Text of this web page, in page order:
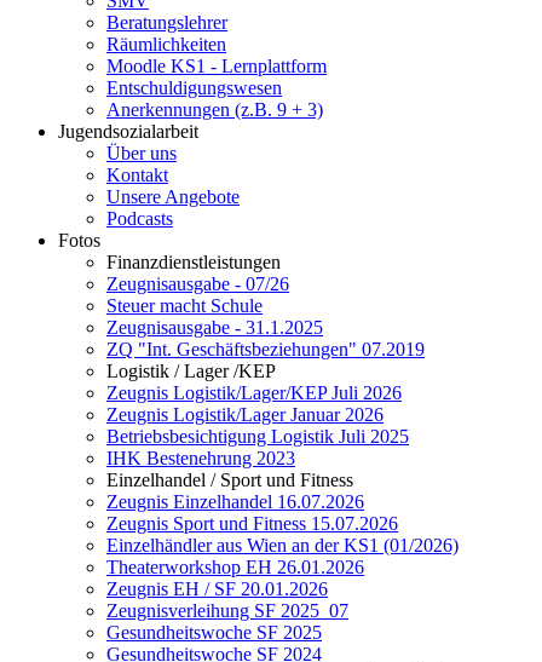
Beratungslehrer
Räumlichkeiten
Moodle KS1 - Lernplattform
Entschuldigungswesen
Anerkennungen (z.B. 9 + 3)
Jugendsozialarbeit
Über uns
Kontakt
Unsere Angebote
Podcasts
Fotos
Finanzdienstleistungen
Zeugnisausgabe - 07/26
Steuer macht Schule
Zeugnisausgabe - 31.1.2025
ZQ "Int. Geschäftsbeziehungen" 07.2019
Logistik / Lager /KEP
Zeugnis Logistik/Lager/KEP Juli 2026
Zeugnis Logistik/Lager Januar 2026
Betriebsbesichtigung Logistik Juli 2025
IHK Bestenehrung 2023
Einzelhandel / Sport und Fitness
Zeugnis Einzelhandel 16.07.2026
Zeugnis Sport und Fitness 15.07.2026
Einzelhändler aus Wien an der KS1 (01/2026)
Theaterworkshop EH 26.01.2026
Zeugnis EH / SF 20.01.2026
Zeugnisverleihung SF 2025_07
Gesundheitswoche SF 2025
Gesundheitswoche SF 2024